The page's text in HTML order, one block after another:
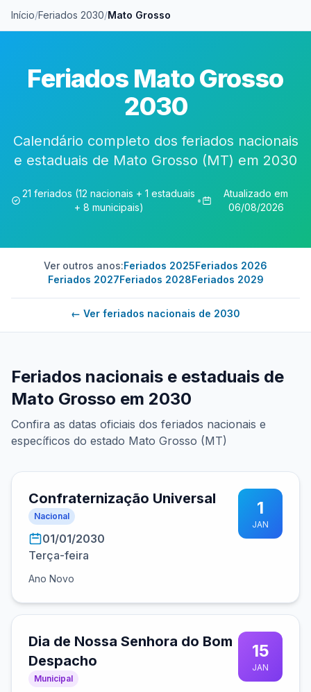
Início/Feriados 2030/Mato Grosso
Feriados Mato Grosso
2030
Calendário completo dos feriados nacionais
e estaduais de Mato Grosso (MT) em 2030
21 feriados (12 nacionais + 1 estaduais
+ 8 municipais)
•
Atualizado em
06/08/2026
Ver outros anos:Feriados 2025Feriados 2026
Feriados 2027Feriados 2028Feriados 2029
← Ver feriados nacionais de 2030
Feriados nacionais e estaduais de
Mato Grosso em 2030
Confira as datas oficiais dos feriados nacionais e
específicos do estado Mato Grosso (MT)
Confraternização Universal
Nacional
01/01/2030
Terça-feira
Ano Novo
1
JAN
Dia de Nossa Senhora do Bom
Despacho
Municipal
15
JAN